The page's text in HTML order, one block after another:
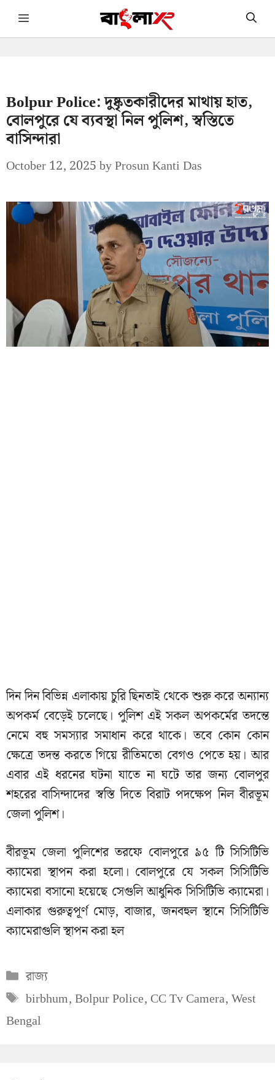
Skip Menu
Bolpur Police: দুষ্কৃতকারীদের মাথায় হাত,
বোলপুরে যে ব্যবস্থা নিল পুলিশ, স্বস্তিতে
বাসিন্দারা
October 12, 2025byProsun Kanti Das
দিন দিন বিভিন্ন এলাকায় চুরি ছিনতাই থেকে শুরু করে অন্যান্য
অপকর্ম বেড়েই চলেছে। পুলিশ এই সকল অপকর্মের তদন্তে
নেমে বহু সমস্যার সমাধান করে থাকে। তবে কোন কোন
ক্ষেত্রে তদন্ত করতে গিয়ে রীতিমতো বেগও পেতে হয়। আর
এবার এই ধরনের ঘটনা যাতে না ঘটে তার জন্য বোলপুর
শহরের বাসিন্দাদের স্বস্তি দিতে বিরাট পদক্ষেপ নিল বীরভূম
জেলা পুলিশ।
বীরভূম জেলা পুলিশের তরফে বোলপুরে ৯৫ টি সিসিটিভি
ক্যামেরা স্থাপন করা হলো। বোলপুরে যে সকল সিসিটিভি
ক্যামেরা বসানো হয়েছে সেগুলি আধুনিক সিসিটিভি ক্যামেরা।
এলাকার গুরুত্বপূর্ণ মোড়, বাজার, জনবহুল স্থানে সিসিটিভি
ক্যামেরাগুলি স্থাপন করা হল
Categories
রাজ্য
Tags
birbhum,Bolpur Police,CC Tv Camera,West
Bengal